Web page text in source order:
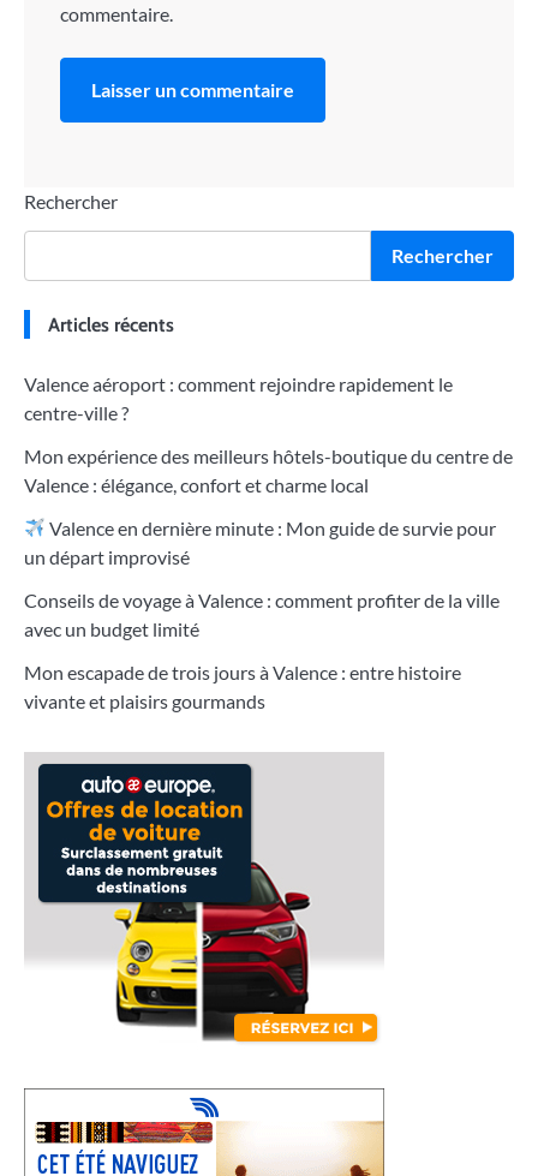
commentaire.
Rechercher
Rechercher
Articles récents
Valence aéroport : comment rejoindre rapidement le
centre-ville ?
Mon expérience des meilleurs hôtels-boutique du centre de
Valence : élégance, confort et charme local
Valence en dernière minute : Mon guide de survie pour
un départ improvisé
Conseils de voyage à Valence : comment profiter de la ville
avec un budget limité
Mon escapade de trois jours à Valence : entre histoire
vivante et plaisirs gourmands